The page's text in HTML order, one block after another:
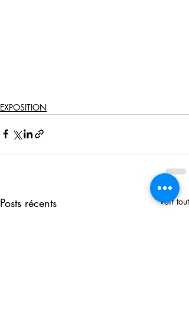
EXPOSITION
Posts récents Voir tout